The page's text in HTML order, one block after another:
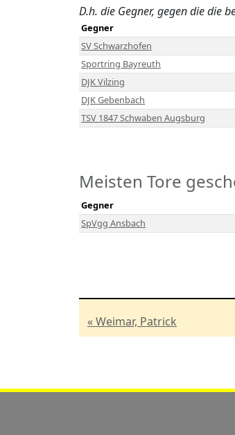
D.h. die Gegner, gegen die die
Gegner
SV Schwarzhofen
Sportring Bayreuth
DJK Vilzing
DJK Gebenbach
TSV 1847 Schwaben Augsburg
Meisten Tore
Gegner
SpVgg Ansbach
« Weimar, Patrick